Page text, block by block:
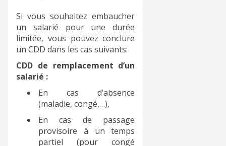
Si vous souhaitez embaucher
un salarié pour une durée
limitée, vous pouvez conclure
un CDD dans les cas suivants:
CDD de remplacement d’un
salarié :
En cas d’absence
(maladie, congé,…),
En cas de passage
provisoire à un temps
partiel (pour congé